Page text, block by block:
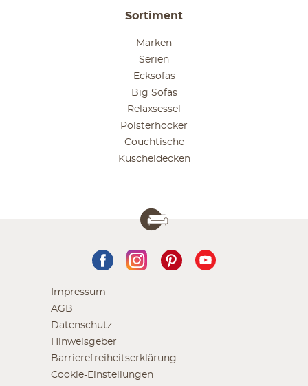
Sortiment
Marken
Serien
Ecksofas
Big Sofas
Relaxsessel
Polsterhocker
Couchtische
Kuscheldecken
Impressum
AGB
Datenschutz
Hinweisgeber
Barrierefreiheitserklärung
Cookie-Einstellungen